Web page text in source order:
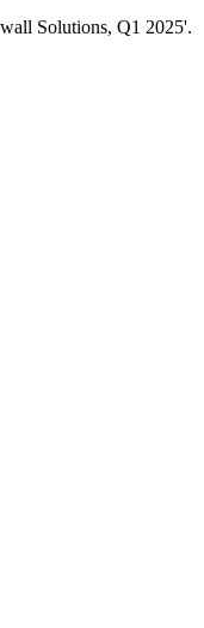
Solutions, Q1 2025'.